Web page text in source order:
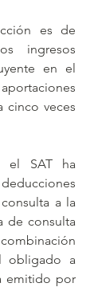
es de
ingresos
en el
cinco veces
el SAT ha
a la
de consulta
obligado a
emitido por